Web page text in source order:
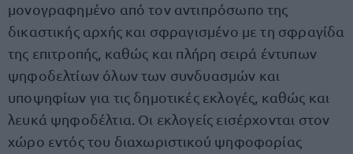
μονογραφημένο από τον αντιπρόσωπο της
δικαστικής αρχής και σφραγισμένο με τη σφραγίδα
της επιτροπής, καθώς και πλήρη σειρά έντυπων
ψηφοδελτίων όλων των συνδυασμών και
υποψηφίων για τις δημοτικές εκλογές, καθώς και
λευκά ψηφοδέλτια. Οι εκλογείς εισέρχονται στον
χώρο εντός του διαχωριστικού ψηφοφορίας